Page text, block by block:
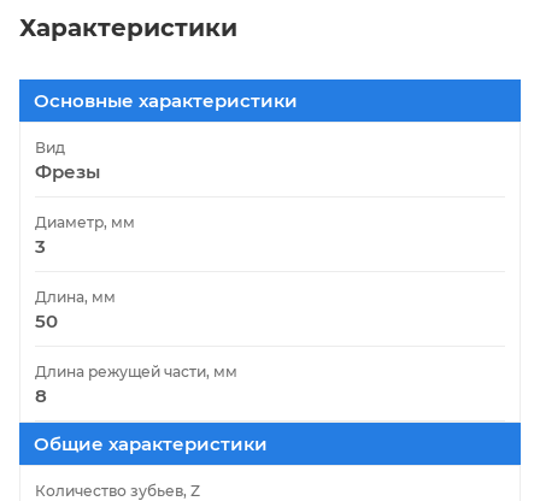
Характеристики
Основные характеристики
Вид
Фрезы
Диаметр, мм
3
Длина, мм
50
Длина режущей части, мм
8
Общие характеристики
Количество зубьев, Z